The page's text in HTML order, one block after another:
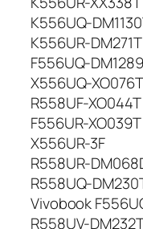
K556UQ-
K556UR-DM271T
F556UQ-DM1289
X556UQ-XO076T
R558UF-XO044T
F556UR-XO039T
X556UR-3F
R558UR-
R558UQ-
Vivobook
R558UV-